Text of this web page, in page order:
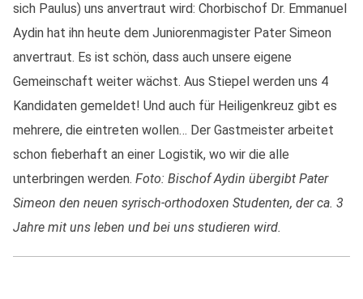
sich Paulus) uns anvertraut wird: Chorbischof Dr. Emmanuel
Aydin hat ihn heute dem Juniorenmagister Pater Simeon
anvertraut. Es ist schön, dass auch unsere eigene
Gemeinschaft weiter wächst. Aus Stiepel werden uns 4
Kandidaten gemeldet! Und auch für Heiligenkreuz gibt es
mehrere, die eintreten wollen… Der Gastmeister arbeitet
schon fieberhaft an einer Logistik, wo wir die alle
unterbringen werden. Foto: Bischof Aydin übergibt Pater
Simeon den neuen syrisch-orthodoxen Studenten, der ca. 3
Jahre mit uns leben und bei uns studieren wird.